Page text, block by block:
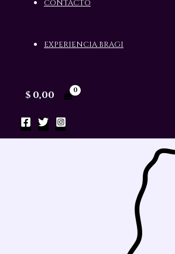
CONTACTO
EXPERIENCIA BRAGI
$ 0,00
Alfajor Negro Nuez
Valorado con